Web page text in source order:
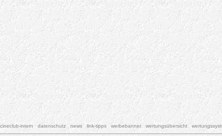
cineclub-intern datenschutz news link-tipps werbebanner wertungsübersicht